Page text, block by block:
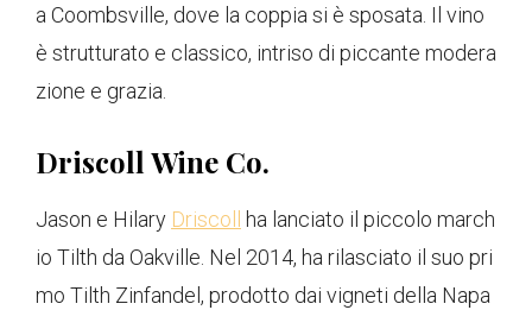
a Coombsville, dove la coppia si è sposata. Il vino
è strutturato e classico, intriso di piccante modera
zione e grazia.
Driscoll Wine Co.
Jason e Hilary Driscoll
ha lanciato il piccolo march
io Tilth da Oakville. Nel 2014, ha rilasciato il suo pri
mo Tilth Zinfandel, prodotto dai vigneti della Napa